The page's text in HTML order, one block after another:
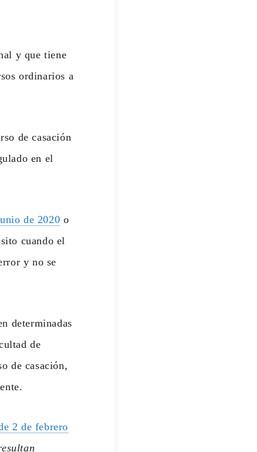
y que tiene
ordinarios a
de casación
en el
de 2020 o
cuando el
y no se
determinadas
de
de casación,
2 de febrero